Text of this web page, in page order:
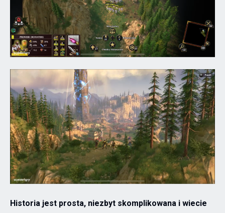
Historia jest prosta, niezbyt skomplikowana i wiecie